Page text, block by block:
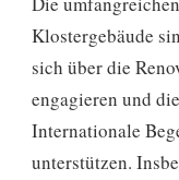
Klostergebäude
sich über die
engagieren und
Internationale
unterstützen.